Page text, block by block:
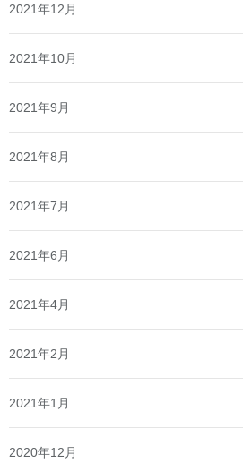
2021年12月
2021年10月
2021年9月
2021年8月
2021年7月
2021年6月
2021年4月
2021年2月
2021年1月
2020年12月